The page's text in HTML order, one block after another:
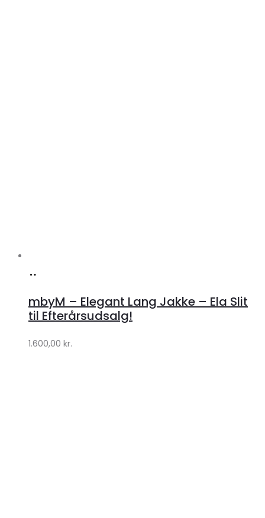
Lykke
Lykke
mbyM – Elegant Lang Jakke – Ela Slit
til Efterårsudsalg!
1.600,00 kr.